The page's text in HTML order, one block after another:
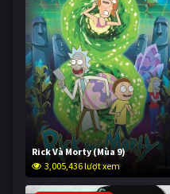
Rick Và Morty (Mùa 9)
3,005,436 lượt xem